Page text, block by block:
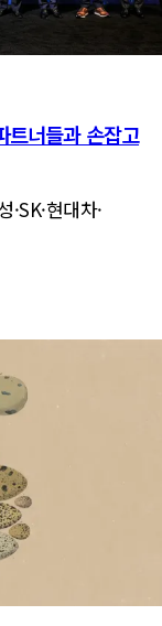
트너들과 손잡고
현대차·